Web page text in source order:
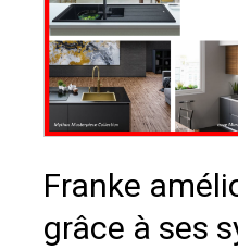
Franke
grâce à ses